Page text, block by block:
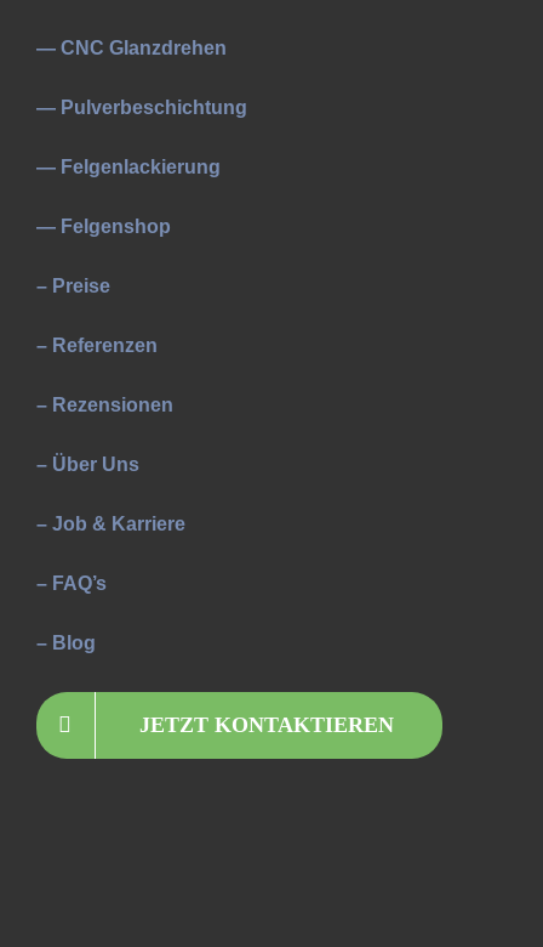
— CNC Glanzdrehen
— Pulverbeschichtung
— Felgenlackierung
— Felgenshop
– Preise
– Referenzen
– Rezensionen
– Über Uns
– Job & Karriere
– FAQ’s
– Blog
JETZT KONTAKTIEREN